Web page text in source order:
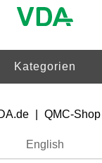
Kategorien
QMC-Shop
English